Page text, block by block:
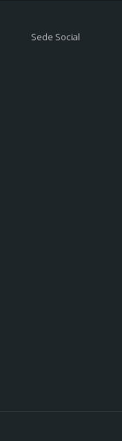
Sede Social